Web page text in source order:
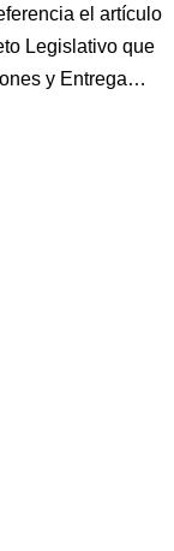
el artículo
Legislativo que
y Entrega…